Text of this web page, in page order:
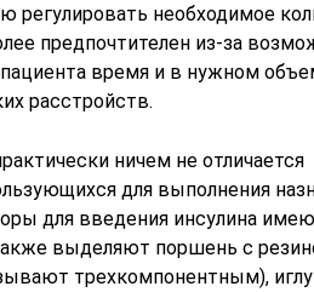
регулировать необходимое
предпочтителен из-за
время и в нужном
расстройств.
ничем не отличается
для выполнения
для введения инсулина
выделяют поршень с
трехкомпонентным),